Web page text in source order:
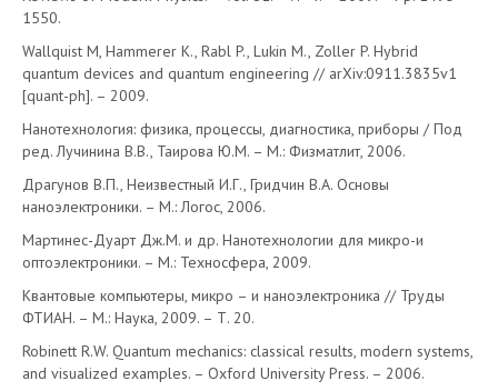
1550.
Wallquist M, Hammerer K., Rabl P., Lukin M., Zoller P. Hybrid
quantum devices and quantum engineering // arXiv:0911.3835v1
[quant-ph]. – 2009.
Нанотехнология: физика, процессы, диагностика, приборы / Под
ред. Лучинина В.В., Таирова Ю.М. – М.: Физматлит, 2006.
Драгунов В.П., Неизвестный И.Г., Гридчин В.А. Основы
наноэлектроники. – М.: Логос, 2006.
Мартинес-Дуарт Дж.М. и др. Нанотехнологии для микро-и
оптоэлектроники. – М.: Техносфера, 2009.
Квантовые компьютеры, микро – и наноэлектроника // Труды
ФТИАН. – М.: Наука, 2009. – Т. 20.
Robinett R.W. Quantum mechanics: classical results, modern systems,
and visualized examples. – Oxford University Press. – 2006.